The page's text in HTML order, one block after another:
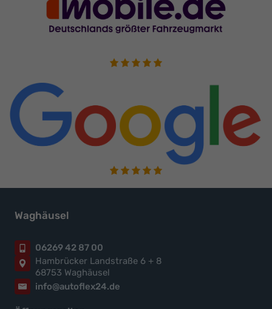
Waghäusel
06269 42 87 00
Hambrücker Landstraße 6 + 8
68753 Waghäusel
info@autoflex24.de